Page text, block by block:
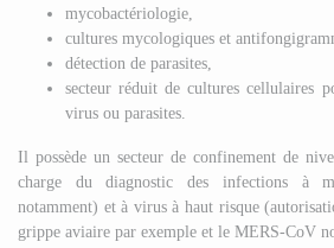
mycobactériologie,
cultures mycologiques et
détection de parasites,
secteur réduit de cultures cellulaires
virus ou parasites.
Il possède un secteur de confinement de
charge du diagnostic des infections à
notamment) et à virus à haut risque
grippe aviaire par exemple et le MERS-CoV